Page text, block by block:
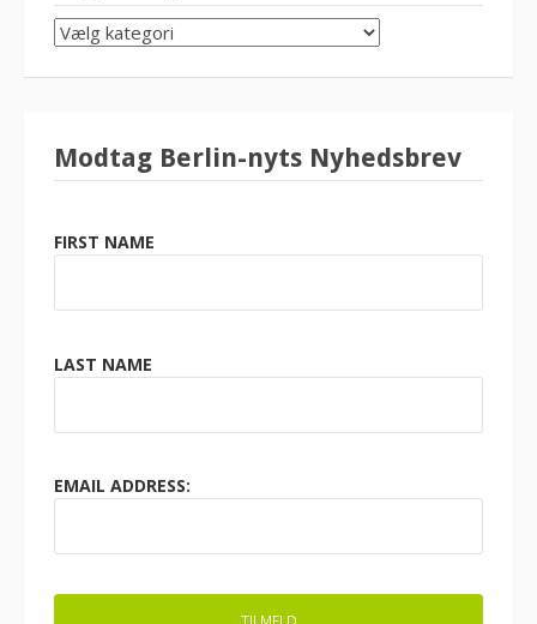
SØG
Modtag Berlin-nyts Nyhedsbrev
FIRST NAME
LAST NAME
EMAIL ADDRESS: